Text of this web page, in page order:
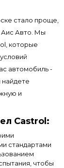
стало проще,
Аис Авто. Мы
которые
автомобиль -
найдете
и
Castrol:
стандартами
чтобы